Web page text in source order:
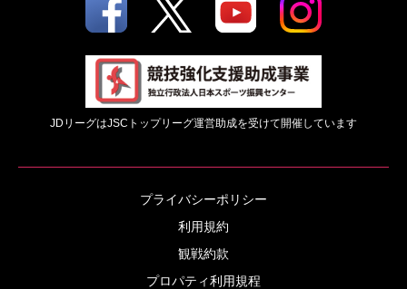
JDリーグはJSCトップリーグ運営助成を受けて開催しています
プライバシーポリシー
利用規約
観戦約款
プロパティ利用規程